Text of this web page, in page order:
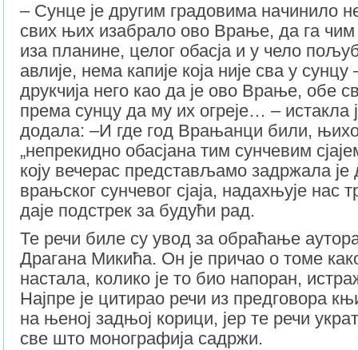
– Сунце је другим градовима начинило
свих њих изабрало ово Врање, да га чим
иза планине, целог обасја и у чело
авлије, нема капије која није сва у сунцу
друкчија него као да је ово Врање, обе
према сунцу да му их огреје… – истакла
додала: –И где год Врањанци били,
„непрекидно обасјана тим сунчевим
коју вечерас представљамо задржала je
врањског сунчевог сјаја, надахњује нас
даје подстрек за будући рад.
Те речи биле су увод за обраћање
Драгана Микића. Он је причао о томе
настала, колико је то био напоран,
Најпре је цитирао речи из предговора
на њеној задњој корици, јер те речи
све што монографија садржи.